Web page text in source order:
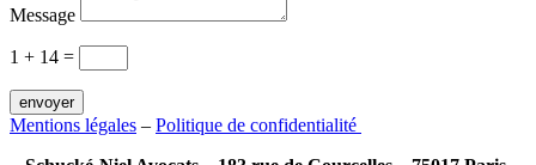
Message
1 + 14 =
envoyer
Mentions légales – Politique de confidentialité